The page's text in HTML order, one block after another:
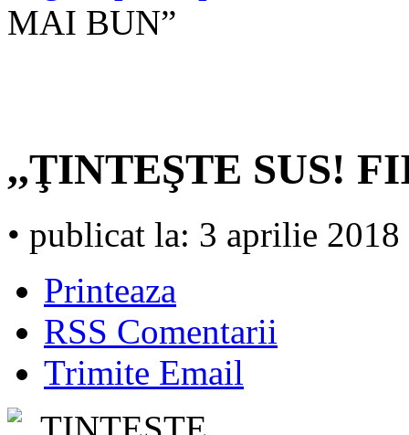
MAI BUN”
,,ŢINTEŞTE SUS!
• publicat la: 3 aprilie 2018
Printeaza
RSS Comentarii
Trimite Email